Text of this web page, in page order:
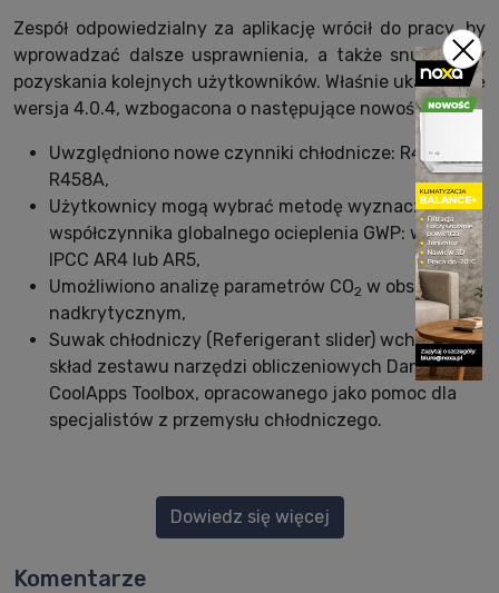
Zespół odpowiedzialny za aplikację wrócił do pracy, by
wprowadzać dalsze usprawnienia, a także snuć plany
pozyskania kolejnych użytkowników. Właśnie ukazała się
wersja 4.0.4, wzbogacona o następujące nowości:
Uwzględniono nowe czynniki chłodnicze: R455A i
R458A,
Użytkownicy mogą wybrać metodę wyznaczania
współczynnika globalnego ocieplenia GWP: według
IPCC AR4 lub AR5,
Umożliwiono analizę parametrów CO2 w obszarze
nadkrytycznym,
Suwak chłodniczy (Referigerant slider) wchodzi w
skład zestawu narzędzi obliczeniowych Danfoss
CoolApps Toolbox, opracowanego jako pomoc dla
specjalistów z przemysłu chłodniczego.
Dowiedz się więcej
Komentarze